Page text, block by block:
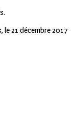
le 21 décembre 2017